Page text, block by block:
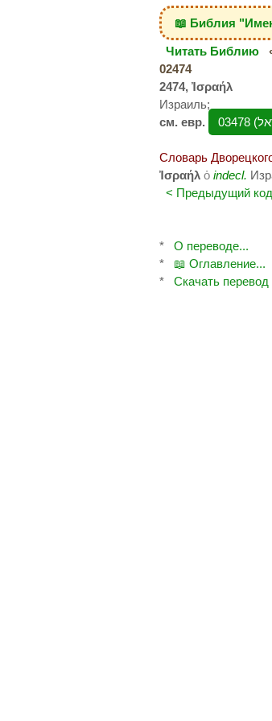
📖 Библия
Читать Библию
02474
2474, Ἰσραήλ
Израиль;
см. евр.
Словарь
Ἰσραήλ ὁ indecl.
< Предыдущий
*
О переводе...
*
📖 Оглавление...
*
Скачать